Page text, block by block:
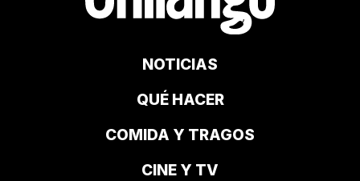
NOTICIAS
QUÉ HACER
COMIDA Y TRAGOS
CINE Y TV